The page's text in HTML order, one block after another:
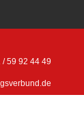
/ 59 92 44 49‬